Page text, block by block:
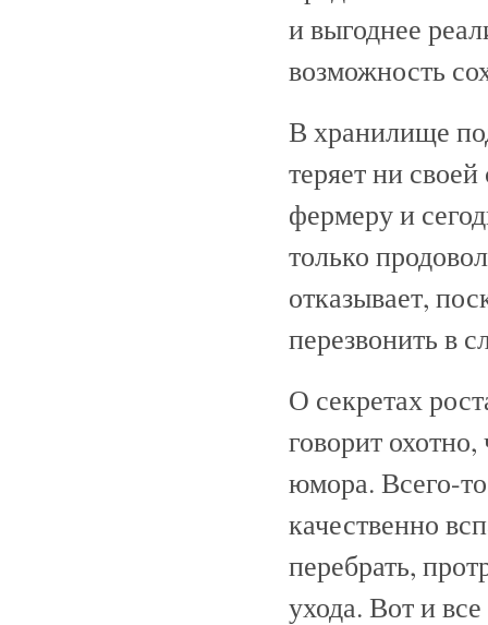
и выгоднее
возможность
В хранилище
теряет ни
фермеру и
только
отказывает,
перезвонить в
О секретах
говорит
юмора. Всего-
качественно
перебрать,
ухода. Вот и